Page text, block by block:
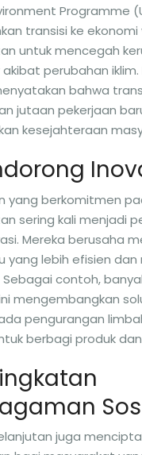
Programme
transisi ke ekonomi
untuk mencegah
perubahan iklim.
bahwa
jutaan pekerjaan
kesejahteraan
yang berkomitmen
sering kali menjadi
Mereka berusaha
yang lebih efisien dan
Sebagai contoh,
mengembangkan
pengurangan
berbagi produk
juga